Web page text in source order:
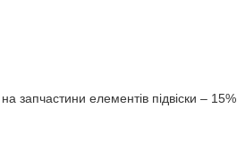
запчастини елементів підвіски – 15%.